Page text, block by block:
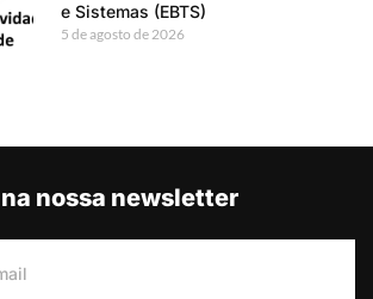
e Sistemas (EBTS)
5 de agosto de 2026
nossa newsletter